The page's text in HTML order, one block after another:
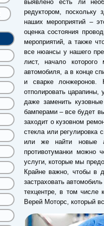
выявлено есть ли
редуктором,
наших мероприятий –
оценка состояния
мероприятий, а также
все нюансы у нашего
лист, начало
автомобиля, а в конце
и сварке
отполировать царапины,
даже заменить
бамперами – все будет
заходит о кузовном
стекла или регулировка
или же найти новые
противотуманки можно
услуги, которые мы
Крайне важно, чтобы в
застраховать
техцентре, в том
Верей Моторс, который